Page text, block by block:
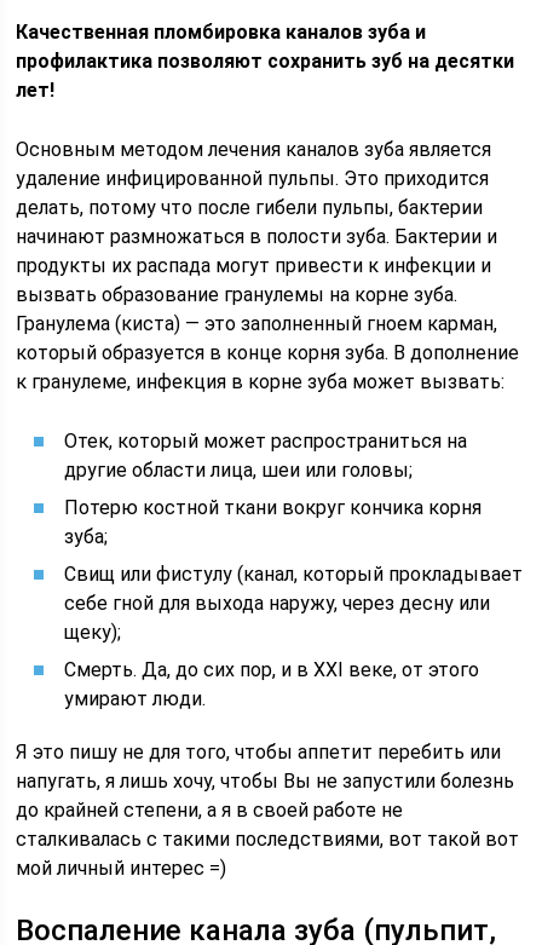
Качественная пломбировка каналов зуба и
профилактика позволяют сохранить зуб на десятки
лет!
Основным методом лечения каналов зуба является
удаление инфицированной пульпы. Это приходится
делать, потому что после гибели пульпы, бактерии
начинают размножаться в полости зуба. Бактерии и
продукты их распада могут привести к инфекции и
вызвать образование гранулемы на корне зуба.
Гранулема (киста) — это заполненный гноем карман,
который образуется в конце корня зуба. В дополнение
к гранулеме, инфекция в корне зуба может вызвать:
Отек, который может распространиться на
другие области лица, шеи или головы;
Потерю костной ткани вокруг кончика корня
зуба;
Свищ или фистулу (канал, который прокладывает
себе гной для выхода наружу, через десну или
щеку);
Смерть. Да, до сих пор, и в XXI веке, от этого
умирают люди.
Я это пишу не для того, чтобы аппетит перебить или
напугать, я лишь хочу, чтобы Вы не запустили болезнь
до крайней степени, а я в своей работе не
сталкивалась с такими последствиями, вот такой вот
мой личный интерес =)
Воспаление канала зуба (пульпит,